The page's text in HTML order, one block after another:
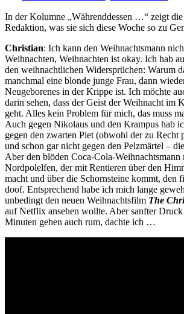
In der Kolumne „Währenddessen …“ zeigt
Redaktion, was sie sich diese Woche so zu
Christian: Ich kann den Weihnachtsmann
Weihnachten, Weihnachten ist okay. Ich hab
den weihnachtlichen Widersprüchen: Warum
manchmal eine blonde junge Frau, dann
Neugeborenes in der Krippe ist. Ich möchte
darin sehen, dass der Geist der Weihnacht im
geht. Alles kein Problem für mich, das muss
Auch gegen Nikolaus und den Krampus hab
gegen den zwarten Piet (obwohl der zu Recht
und schon gar nicht gegen den Pelzmärtel –
Aber den blöden Coca-Cola-Weihnachtsmann
Nordpolelfen, der mit Rentieren über den
macht und über die Schornsteine kommt, den
doof. Entsprechend habe ich mich lange
unbedingt den neuen Weihnachtsfilm The
auf Netflix ansehen wollte. Aber sanfter
Minuten gehen auch rum, dachte ich …